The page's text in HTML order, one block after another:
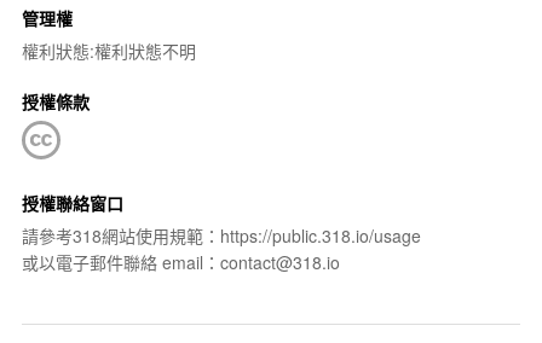
管理權
權利狀態:權利狀態不明
授權條款
授權聯絡窗口
請參考318網站使用規範：https://public.318.io/usage
或以電子郵件聯絡 email：contact@318.io